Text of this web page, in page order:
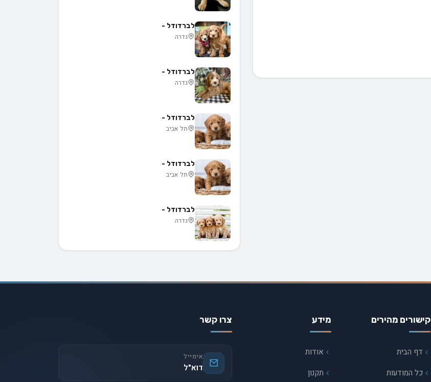
לברדודל -
גדרה
לברדודל -
גדרה
לברדודל -
תל אביב
לברדודל -
תל אביב
לברדודל -
גדרה
קישורים מהירים
דף הבית
כל המודעות
מידע
אודות
תקנון
צרו קשר
אימייל
דוא"ל